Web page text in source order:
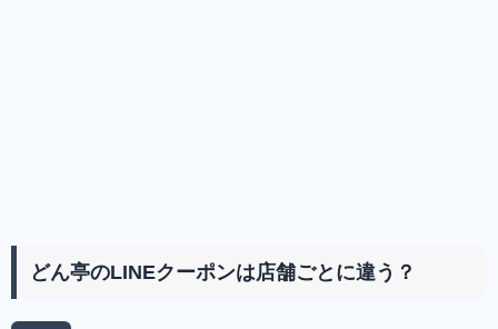
どん亭のLINEクーポンは店舗ごとに違う？